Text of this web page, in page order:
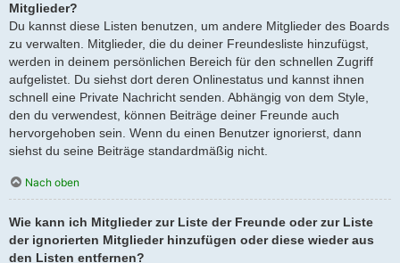
Mitglieder?
Du kannst diese Listen benutzen, um andere Mitglieder des Boards
zu verwalten. Mitglieder, die du deiner Freundesliste hinzufügst,
werden in deinem persönlichen Bereich für den schnellen Zugriff
aufgelistet. Du siehst dort deren Onlinestatus und kannst ihnen
schnell eine Private Nachricht senden. Abhängig von dem Style,
den du verwendest, können Beiträge deiner Freunde auch
hervorgehoben sein. Wenn du einen Benutzer ignorierst, dann
siehst du seine Beiträge standardmäßig nicht.
Nach oben
Wie kann ich Mitglieder zur Liste der Freunde oder zur Liste
der ignorierten Mitglieder hinzufügen oder diese wieder aus
den Listen entfernen?